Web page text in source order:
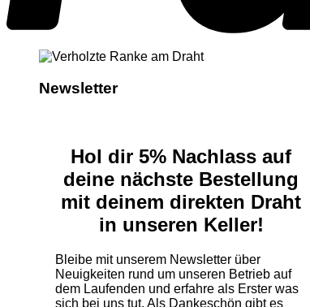
Newsletter
Hol dir 5% Nachlass auf
deine nächste Bestellung
mit deinem direkten Draht
in unseren Keller!
Bleibe mit unserem Newsletter über
Neuigkeiten rund um unseren Betrieb auf
dem Laufenden und erfahre als Erster was
sich bei uns tut. Als Dankeschön gibt es